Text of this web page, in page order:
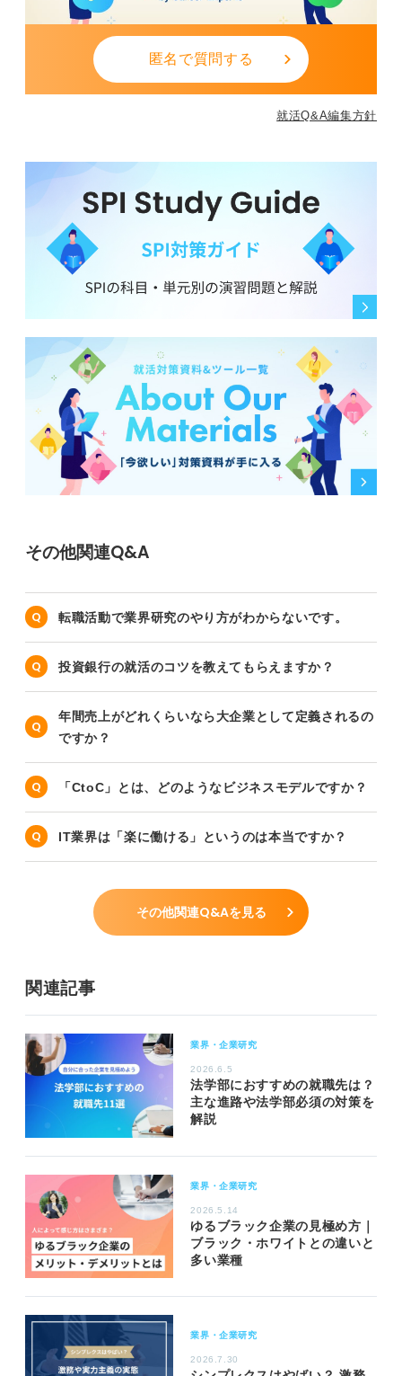
匿名で質問する
就活Q&A編集方針
その他関連Q&A
転職活動で業界研究のやり方がわからないです。
投資銀行の就活のコツを教えてもらえますか？
年間売上がどれくらいなら大企業として定義されるの
ですか？
「CtoC」とは、どのようなビジネスモデルですか？
IT業界は「楽に働ける」というのは本当ですか？
その他関連Q&Aを見る
関連記事
業界・企業研究
2026.6.5
法学部におすすめの就職先は？
主な進路や法学部必須の対策を
解説
業界・企業研究
2026.5.14
ゆるブラック企業の見極め方｜
ブラック・ホワイトとの違いと
多い業種
業界・企業研究
2026.7.30